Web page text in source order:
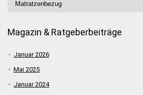
Magazin & Ratgeberbeiträge
Januar 2026
Mai 2025
Januar 2024